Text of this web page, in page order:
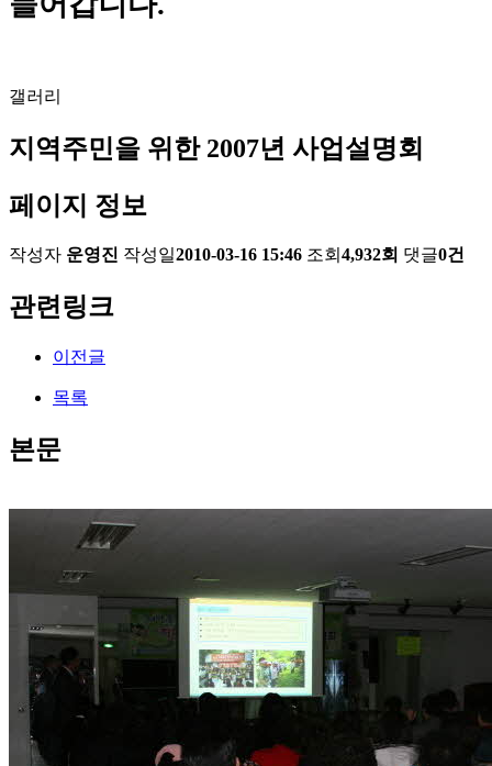
갤러리
지역주민을 위한 2007년 사업설명회
페이지 정보
작성자 운영진 작성일2010-03-16 15:46 조회 4,932회 댓글0건
관련링크
이전글
목록
본문